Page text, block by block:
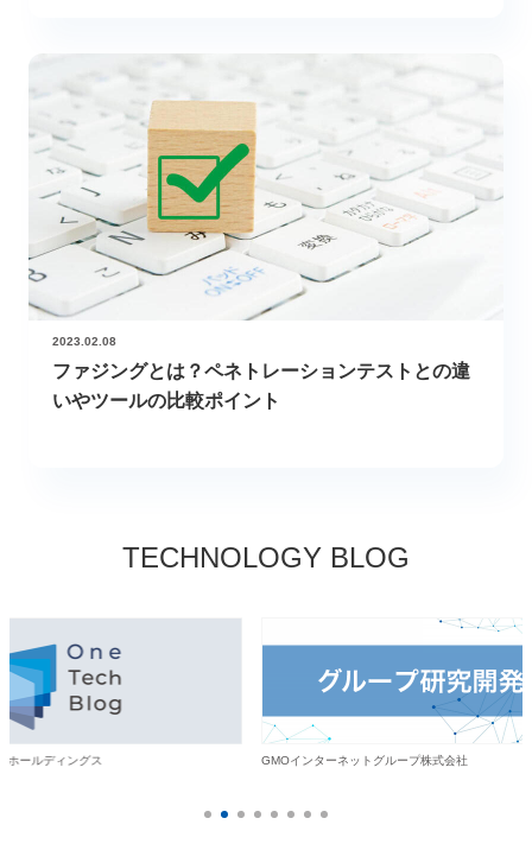
2023.02.08
ファジングとは？ペネトレーションテストとの違
いやツールの比較ポイント
TECHNOLOGY BLOG
ホールディングス GMOインターネットグループ株式会社